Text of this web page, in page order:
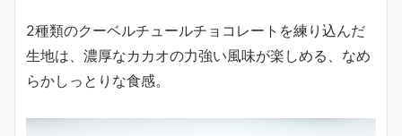
2種類のクーベルチュールチョコレートを練り込んだ
生地は、濃厚なカカオの力強い風味が楽しめる、なめ
らかしっとりな食感。